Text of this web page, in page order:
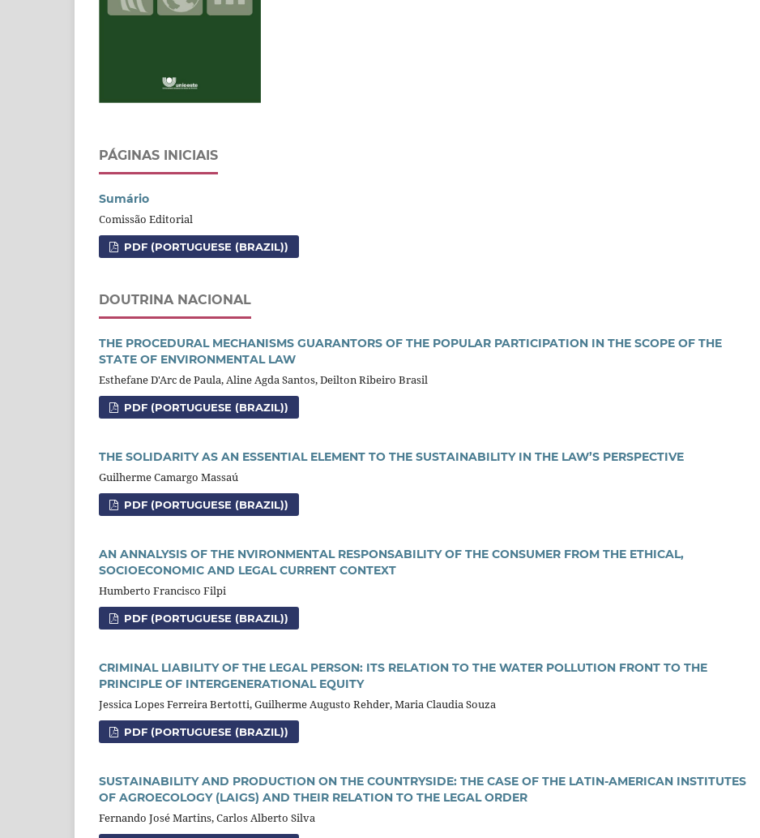
PÁGINAS INICIAIS
Sumário
Comissão Editorial
PDF (PORTUGUESE (BRAZIL))
DOUTRINA NACIONAL
THE PROCEDURAL MECHANISMS GUARANTORS OF THE POPULAR PARTICIPATION IN THE SCOPE OF THE
STATE OF ENVIRONMENTAL LAW
Esthefane D'Arc de Paula, Aline Agda Santos, Deilton Ribeiro Brasil
PDF (PORTUGUESE (BRAZIL))
THE SOLIDARITY AS AN ESSENTIAL ELEMENT TO THE SUSTAINABILITY IN THE LAW’S PERSPECTIVE
Guilherme Camargo Massaú
PDF (PORTUGUESE (BRAZIL))
AN ANNALYSIS OF THE NVIRONMENTAL RESPONSABILITY OF THE CONSUMER FROM THE ETHICAL,
SOCIOECONOMIC AND LEGAL CURRENT CONTEXT
Humberto Francisco Filpi
PDF (PORTUGUESE (BRAZIL))
CRIMINAL LIABILITY OF THE LEGAL PERSON: ITS RELATION TO THE WATER POLLUTION FRONT TO THE
PRINCIPLE OF INTERGENERATIONAL EQUITY
Jessica Lopes Ferreira Bertotti, Guilherme Augusto Rehder, Maria Claudia Souza
PDF (PORTUGUESE (BRAZIL))
SUSTAINABILITY AND PRODUCTION ON THE COUNTRYSIDE: THE CASE OF THE LATIN-AMERICAN INSTITUTES
OF AGROECOLOGY (LAIGS) AND THEIR RELATION TO THE LEGAL ORDER
Fernando José Martins, Carlos Alberto Silva